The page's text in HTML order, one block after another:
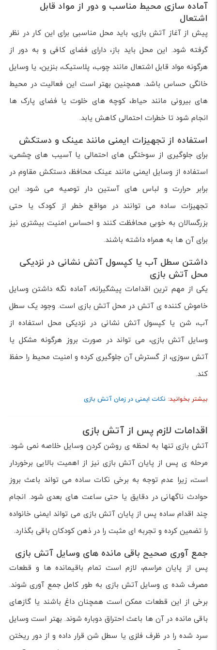
آماده سازی محیط مناسب و دور از مواد قابل
اشتعال
پیش از آغاز آتش بازی، باید محل مناسبی برای این کار در نظر
گرفته شود. این محل باید باز، دارای فضای کافی و به دور از
هرگونه مواد قابل اشتعال مانند چوب، پلاستیک، بنزین، یا وسایل
خانگی حساس باشد. همچنین بهتر است این فعالیت در محیط
های بیرونی مانند حیاط، کوچه های خلوت یا فضای پارک ها
انجام شود تا خطرات احتمالی کاهش یابد.
استفاده از تجهیزات ایمنی مانند عینک و دستکش
برای جلوگیری از سوختگی های احتمالی یا آسیب های چشمی،
استفاده از وسایل ایمنی مانند عینک محافظ، دستکش مقاوم در
برابر حرارت و لباس های آستین دار توصیه می شود. این
تجهیزات ساده می توانند در مواقع خطر از کودک یا حتی
بزرگسالان به خوبی محافظت کنند و احساس امنیت بیشتری نیز
برای آن ها به همراه داشته باشند.
داشتن سطل آب یا کپسول آتش نشانی در نزدیکی
محل آتش بازی
یکی از مهم ترین اقدامات پیشگیرانه، آماده نگه داشتن وسایل
خاموش کننده ی آتش در محل آتش بازی است. وجود یک سطل
آب، شن یا کپسول آتش نشانی در نزدیکی محل استفاده از
وسایل آتش بازی، می تواند در صورت بروز هرگونه مشکل یا
آتش سوزی، از گسترش آن جلوگیری کرده و امنیت محیط را حفظ
کند.
بیشتر بخوانید: نکات ایمنی در زمان آتش بازی
اقدامات لازم پس از آتش بازی
آتش بازی تنها به لحظه ی روشن کردن وسایل خلاصه نمی شود.
مرحله ی پس از پایان آتش بازی نیز از اهمیت بالایی برخوردار
است، زیرا عدم توجه به برخی نکات ساده می تواند باعث بروز
حوادث ناگهانی در دقایق یا حتی ساعت های بعدی شود. انجام
چند اقدام ساده پس از پایان آتش بازی می تواند ایمنی خانواده
را تضمین کرده و تجربه ای مثبت را در ذهن کودکان باقی بگذارد.
جمع آوری صحیح باقی مانده های وسایل آتش بازی
پس از پایان مراسم، لازم است تمام باقیمانده ها و قطعات
مصرف شده ی وسایل آتش بازی به طور کامل جمع آوری شوند.
برخی از این قطعات ممکن است همچنان داغ باشند یا گازهای
باقی مانده در آن ها باعث احتراق دوباره شوند. بهتر است وسایل
سرد شده را در ظرف فلزی یا سطل شن قرار داده و از دور ریختن